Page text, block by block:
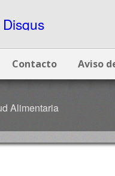
Disqus
Contacto Aviso
Alimentaria